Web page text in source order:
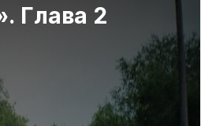
Глава 2